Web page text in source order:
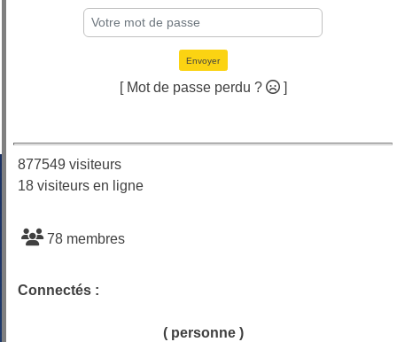
Envoyer
[ Mot de passe perdu ? ]
877549 visiteurs
18 visiteurs en ligne
78 membres
Connectés :
( personne )